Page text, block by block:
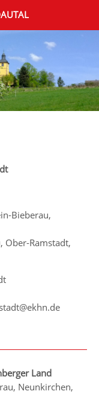
Bieberau,
Ober-Ramstadt,
Land
Neunkirchen,